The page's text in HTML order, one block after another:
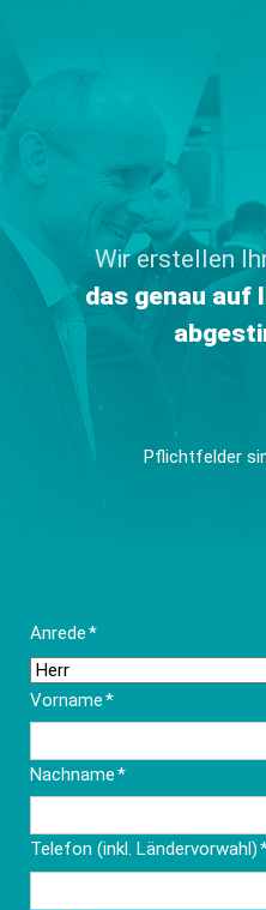
Wir erstellen
das genau auf
Pflichtfelder
Pflichtfeld
Anrede*
Pflichtfeld
Vorname*
Pflichtfeld
Nachname*
Pflichtfeld
Telefon (inkl. Ländervorwahl)